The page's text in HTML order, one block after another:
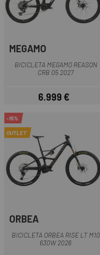
MEGAMO
BICICLETA MEGAMO REASON
CRB 05 2027
Preu
6.999 €
-15%
OUTLET
ORBEA
BICICLETA ORBEA RISE LT M10
630W 2026